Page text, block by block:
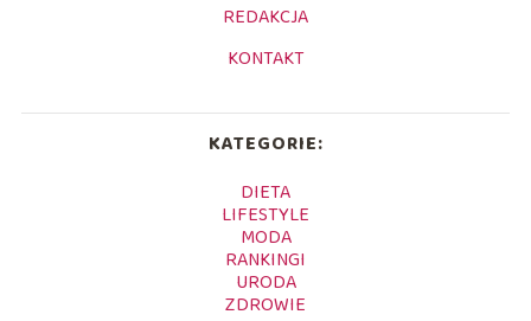
REDAKCJA
KONTAKT
KATEGORIE:
DIETA
LIFESTYLE
MODA
RANKINGI
URODA
ZDROWIE